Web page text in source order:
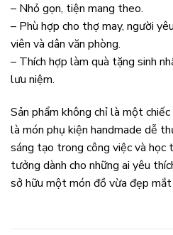
– Nhỏ gọn, tiện mang theo.
– Phù hợp cho thợ may, người
viên và dân văn phòng.
– Thích hợp làm quà tặng sinh
lưu niệm.
Sản phẩm không chỉ là một
là món phụ kiện handmade dễ
sáng tạo trong công việc và
tưởng dành cho những ai yêu
sở hữu một món đồ vừa đẹp mắt